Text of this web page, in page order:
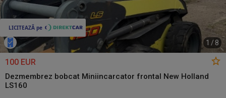
1 / 8
100 EUR
Dezmembrez bobcat Miniincarcator frontal New Holland
LS160